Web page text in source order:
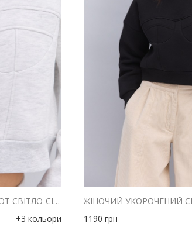
ЖІНОЧИЙ УКОРОЧЕНИЙ СВІТШОТ СВІТЛО-СІРИЙ З ІМІТАЦІЄЮ КОРСЕТА
+3 кольори
1190 грн